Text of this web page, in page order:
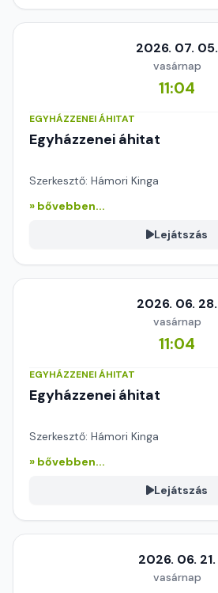
2026. 07. 05.
vasárnap
11:04
EGYHÁZZENEI ÁHITAT
Egyházzenei áhitat
Szerkesztő: Hámori Kinga
» bővebben...
Lejátszás
2026. 06. 28.
vasárnap
11:04
EGYHÁZZENEI ÁHITAT
Egyházzenei áhitat
Szerkesztő: Hámori Kinga
» bővebben...
Lejátszás
2026. 06. 21.
vasárnap